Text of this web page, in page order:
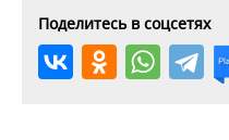
Поделитесь в соцсетях